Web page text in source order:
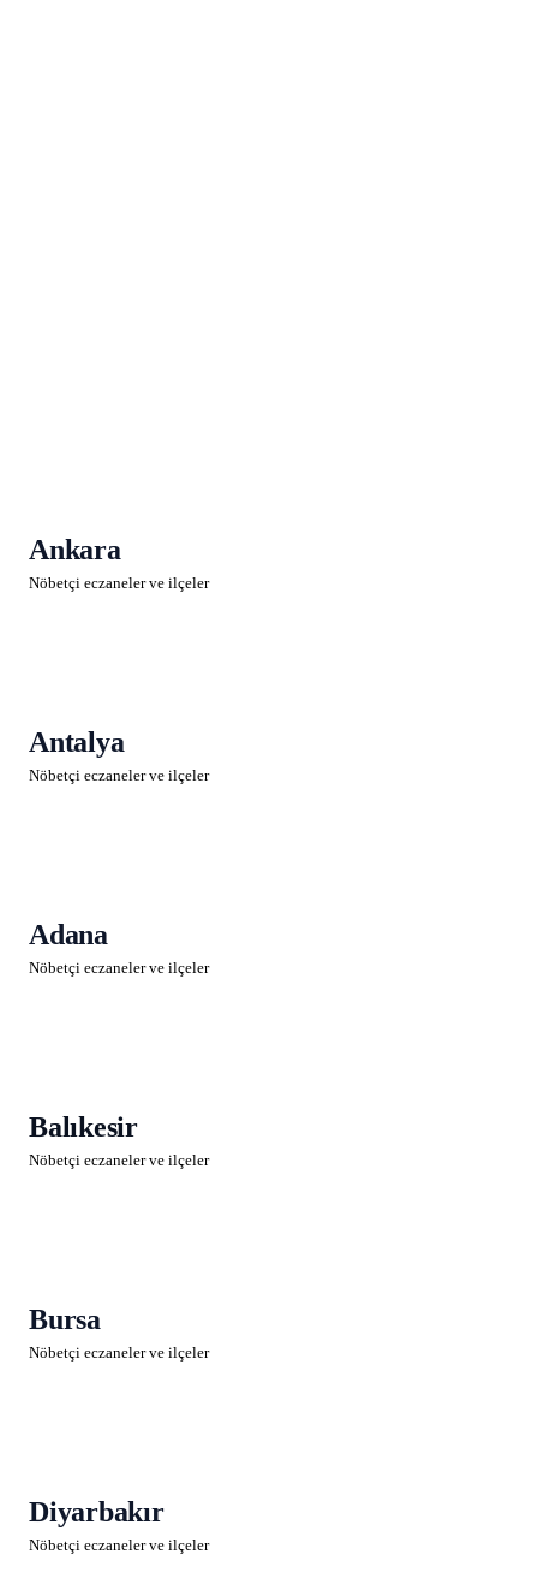
Ankara
Nöbetçi eczaneler ve ilçeler
Antalya
Nöbetçi eczaneler ve ilçeler
Adana
Nöbetçi eczaneler ve ilçeler
Balıkesir
Nöbetçi eczaneler ve ilçeler
Bursa
Nöbetçi eczaneler ve ilçeler
Diyarbakır
Nöbetçi eczaneler ve ilçeler